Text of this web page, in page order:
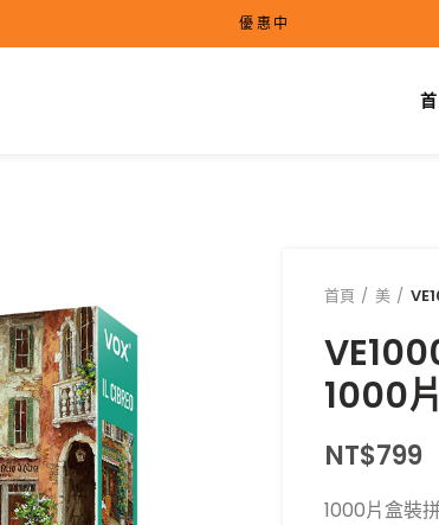
優惠中
首頁 美
1000
NT$799
1000片盒裝